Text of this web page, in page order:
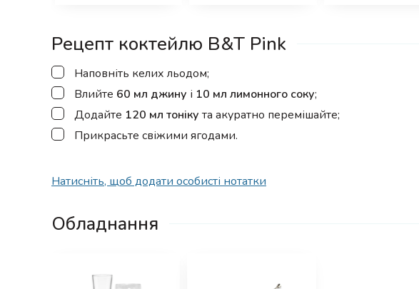
Рецепт коктейлю B&T Pink
▢
Наповніть келих льодом;
▢
Влийте 60 мл джину і 10 мл лимонного соку;
▢
Додайте 120 мл тоніку та акуратно перемішайте;
▢
Прикрасьте свіжими ягодами.
Натисніть, щоб додати особисті нотатки
Обладнання